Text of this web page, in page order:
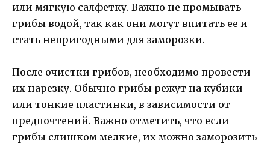
или мягкую салфетку. Важно не промывать
грибы водой, так как они могут впитать ее и
стать непригодными для заморозки.
После очистки грибов, необходимо провести
их нарезку. Обычно грибы режут на кубики
или тонкие пластинки, в зависимости от
предпочтений. Важно отметить, что если
грибы слишком мелкие, их можно заморозить